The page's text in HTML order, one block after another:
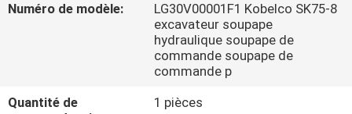
PROPOS
Numéro de modèle:
LG30V00001F1 Kobelco SK75-8
excavateur soupape
hydraulique soupape de
commande soupape de
commande p
Quantité de
1 pièces